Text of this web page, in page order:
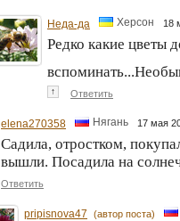
Неда-да Херсон 18
Редко какие цветы
↑ Ответить
elena270358 Нягань 17 мая
Садила, отростком,
вышли. Посадила на
Ответить
pripisnova47 (автор поста)